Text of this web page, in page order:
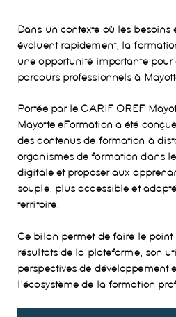
Dans un contexte où les besoins
évoluent rapidement, la
une opportunité importante
parcours professionnels à
Portée par le CARIF OREF
Mayotte eFormation a été
des contenus de formation à
organismes de formation dans
digitale et proposer aux
souple, plus accessible et
territoire.
Ce bilan permet de faire le point
résultats de la plateforme, son
perspectives de développement
l’écosystème de la formation